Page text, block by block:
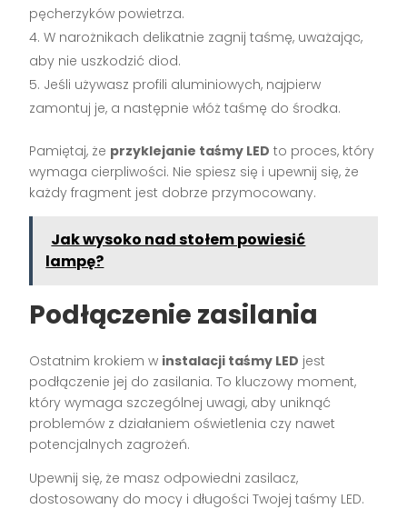
pęcherzyków powietrza.
W narożnikach delikatnie zagnij taśmę, uważając,
aby nie uszkodzić diod.
Jeśli używasz profili aluminiowych, najpierw
zamontuj je, a następnie włóż taśmę do środka.
Pamiętaj, że przyklejanie taśmy LED to proces, który
wymaga cierpliwości. Nie spiesz się i upewnij się, że
każdy fragment jest dobrze przymocowany.
Jak wysoko nad stołem powiesić
lampę?
Podłączenie zasilania
Ostatnim krokiem w instalacji taśmy LED jest
podłączenie jej do zasilania. To kluczowy moment,
który wymaga szczególnej uwagi, aby uniknąć
problemów z działaniem oświetlenia czy nawet
potencjalnych zagrożeń.
Upewnij się, że masz odpowiedni zasilacz,
dostosowany do mocy i długości Twojej taśmy LED.